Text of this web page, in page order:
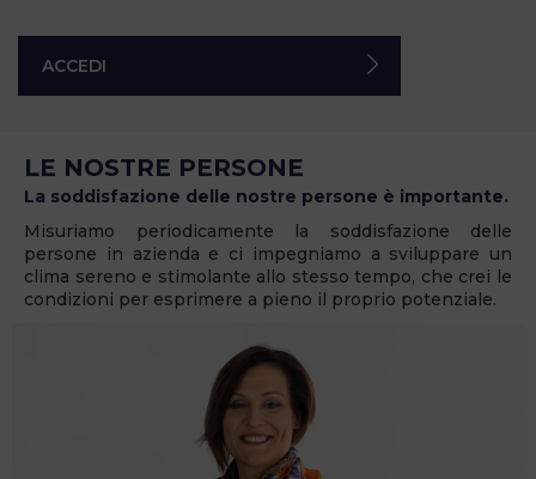
ACCEDI
LE NOSTRE PERSONE
La soddisfazione delle nostre persone è importante.
Misuriamo periodicamente la soddisfazione delle
persone in azienda e ci impegniamo a sviluppare un
clima sereno e stimolante allo stesso tempo, che crei le
condizioni per esprimere a pieno il proprio potenziale.